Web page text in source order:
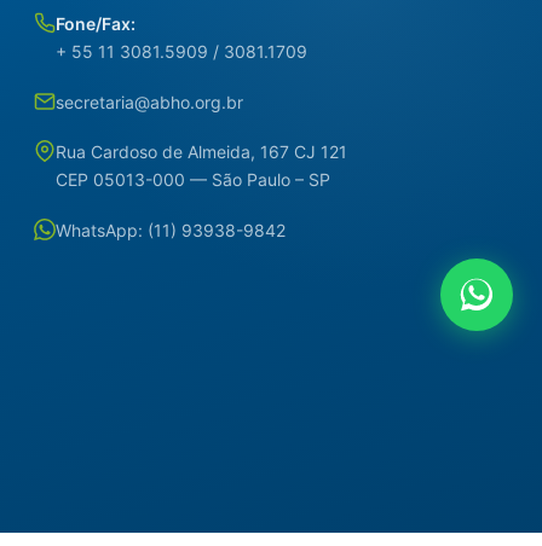
Fone/Fax:
+ 55 11 3081.5909 / 3081.1709
secretaria@abho.org.br
Rua Cardoso de Almeida, 167 CJ 121
CEP 05013-000 — São Paulo – SP
WhatsApp: (11) 93938-9842